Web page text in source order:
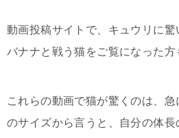
動画投稿サイトで、キュウリに驚
バナナと戦う猫をご覧になった方
これらの動画で猫が驚くのは、
のサイズから言うと、自分の体